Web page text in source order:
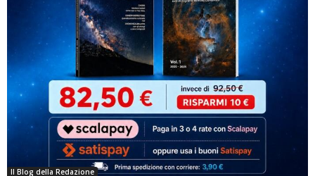
Il Blog della Redazione